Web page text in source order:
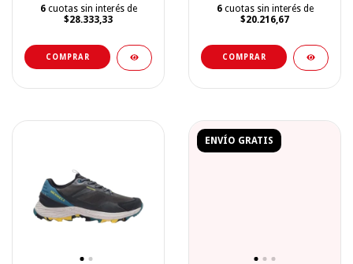
6 cuotas sin interés de
$28.333,33
COMPRAR
6 cuotas sin interés de
$20.216,67
COMPRAR
ENVÍO GRATIS